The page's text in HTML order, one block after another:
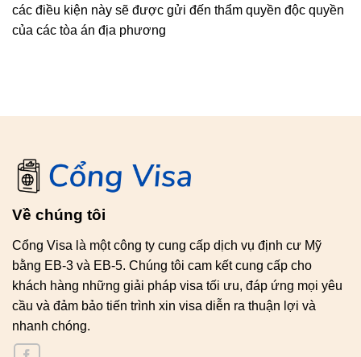
các điều kiện này sẽ được gửi đến thẩm quyền độc quyền
của các tòa án địa phương
Về chúng tôi
Cổng Visa là một công ty cung cấp dịch vụ định cư Mỹ
bằng EB-3 và EB-5. Chúng tôi cam kết cung cấp cho
khách hàng những giải pháp visa tối ưu, đáp ứng mọi yêu
cầu và đảm bảo tiến trình xin visa diễn ra thuận lợi và
nhanh chóng.